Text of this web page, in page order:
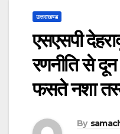
उत्तराखण्ड
एसएसपी
रणनीति से
फसते नशा
By